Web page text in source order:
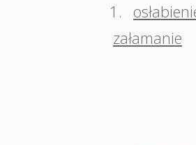
1.
załamanie